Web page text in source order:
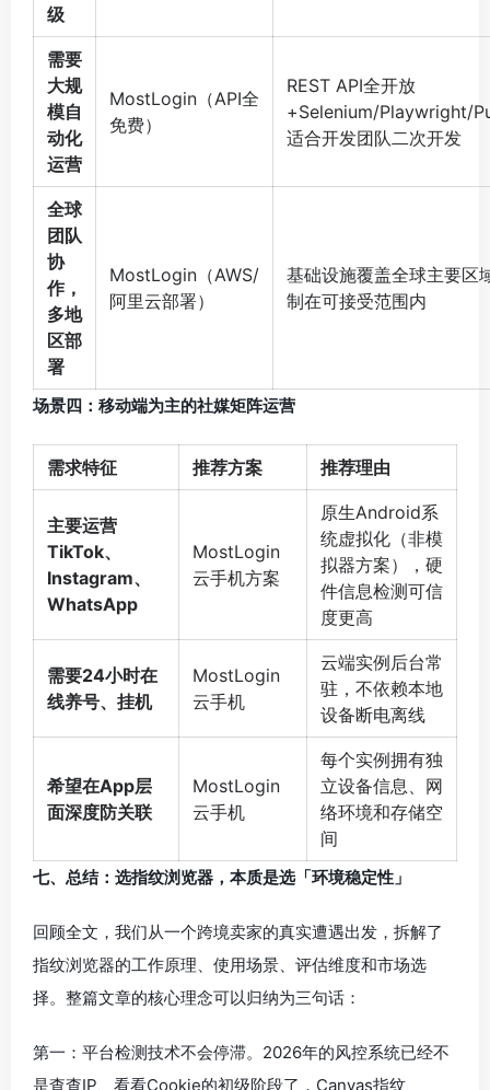
级
需要
大规
模自
动化
运营
MostLogin（API全
免费）
REST API全开放
+Selenium/Playwright/
适合开发团队二次开发
全球
团队
协
作，
多地
区部
署
MostLogin（AWS/
阿里云部署）
基础设施覆盖全球主要区
制在可接受范围内
场景四：移动端为主的社媒矩阵运营
需求特征 推荐方案 推荐理由
主要运营
TikTok、
Instagram、
WhatsApp
MostLogin
云手机方案
原生Android系
统虚拟化（非模
拟器方案），硬
件信息检测可信
度更高
需要24小时在
线养号、挂机
MostLogin
云手机
云端实例后台常
驻，不依赖本地
设备断电离线
希望在App层
面深度防关联
MostLogin
云手机
每个实例拥有独
立设备信息、网
络环境和存储空
间
七、总结：选指纹浏览器，本质是选「环境稳定性」
回顾全文，我们从一个跨境卖家的真实遭遇出发，拆解了
指纹浏览器的工作原理、使用场景、评估维度和市场选
择。整篇文章的核心理念可以归纳为三句话：
第一：平台检测技术不会停滞。2026年的风控系统已经不
是查查IP、看看Cookie的初级阶段了，Canvas指纹、